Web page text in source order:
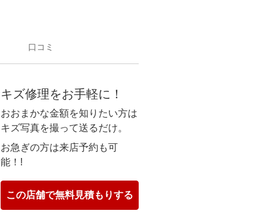
口コミ
キズ修理をお手軽に！
おおまかな金額を知りたい方は
キズ写真を撮って送るだけ。
お急ぎの方は来店予約も可
能！!
この店舗で無料見積もりする